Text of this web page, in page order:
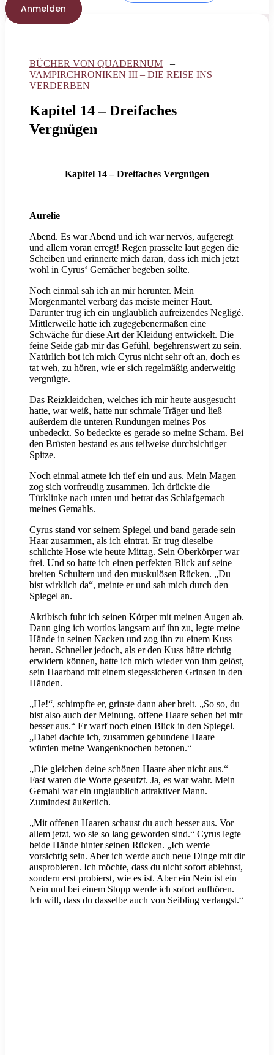
Anmelden
BÜCHER VON QUADERNUM –
VAMPIRCHRONIKEN III – DIE REISE INS
VERDERBEN
Kapitel 14 – Dreifaches
Vergnügen
Kapitel 14 – Dreifaches Vergnügen
Aurelie
Abend. Es war Abend und ich war nervös, aufgeregt
und allem voran erregt! Regen prasselte laut gegen die
Scheiben und erinnerte mich daran, dass ich mich jetzt
wohl in Cyrus‘ Gemächer begeben sollte.
Noch einmal sah ich an mir herunter. Mein
Morgenmantel verbarg das meiste meiner Haut.
Darunter trug ich ein unglaublich aufreizendes Negligé.
Mittlerweile hatte ich zugegebenermaßen eine
Schwäche für diese Art der Kleidung entwickelt. Die
feine Seide gab mir das Gefühl, begehrenswert zu sein.
Natürlich bot ich mich Cyrus nicht sehr oft an, doch es
tat weh, zu hören, wie er sich regelmäßig anderweitig
vergnügte.
Das Reizkleidchen, welches ich mir heute ausgesucht
hatte, war weiß, hatte nur schmale Träger und ließ
außerdem die unteren Rundungen meines Pos
unbedeckt. So bedeckte es gerade so meine Scham. Bei
den Brüsten bestand es aus teilweise durchsichtiger
Spitze.
Noch einmal atmete ich tief ein und aus. Mein Magen
zog sich vorfreudig zusammen. Ich drückte die
Türklinke nach unten und betrat das Schlafgemach
meines Gemahls.
Cyrus stand vor seinem Spiegel und band gerade sein
Haar zusammen, als ich eintrat. Er trug dieselbe
schlichte Hose wie heute Mittag. Sein Oberkörper war
frei. Und so hatte ich einen perfekten Blick auf seine
breiten Schultern und den muskulösen Rücken. „Du
bist wirklich da“, meinte er und sah mich durch den
Spiegel an.
Akribisch fuhr ich seinen Körper mit meinen Augen ab.
Dann ging ich wortlos langsam auf ihn zu, legte meine
Hände in seinen Nacken und zog ihn zu einem Kuss
heran. Schneller jedoch, als er den Kuss hätte richtig
erwidern können, hatte ich mich wieder von ihm gelöst,
sein Haarband mit einem siegessicheren Grinsen in den
Händen.
„He!“, schimpfte er, grinste dann aber breit. „So so, du
bist also auch der Meinung, offene Haare sehen bei mir
besser aus.“ Er warf noch einen Blick in den Spiegel.
„Dabei dachte ich, zusammen gebundene Haare
würden meine Wangenknochen betonen.“
„Die gleichen deine schönen Haare aber nicht aus.“
Fast waren die Worte geseufzt. Ja, es war wahr. Mein
Gemahl war ein unglaublich attraktiver Mann.
Zumindest äußerlich.
„Mit offenen Haaren schaust du auch besser aus. Vor
allem jetzt, wo sie so lang geworden sind.“ Cyrus legte
beide Hände hinter seinen Rücken. „Ich werde
vorsichtig sein. Aber ich werde auch neue Dinge mit dir
ausprobieren. Ich möchte, dass du nicht sofort ablehnst,
sondern erst probierst, wie es ist. Aber ein Nein ist ein
Nein und bei einem Stopp werde ich sofort aufhören.
Ich will, dass du dasselbe auch von Seibling verlangst.“